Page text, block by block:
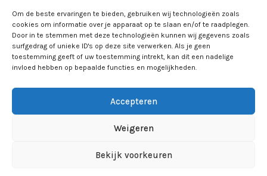
Om de beste ervaringen te bieden, gebruiken wij technologieën zoals
cookies om informatie over je apparaat op te slaan en/of te raadplegen.
Door in te stemmen met deze technologieën kunnen wij gegevens zoals
surfgedrag of unieke ID's op deze site verwerken. Als je geen
toestemming geeft of uw toestemming intrekt, kan dit een nadelige
invloed hebben op bepaalde functies en mogelijkheden.
Accepteren
Weigeren
Bekijk voorkeuren
Home
Nieuws
Agenda
Kennisbank
Sociale kaart
Over ons
Contact